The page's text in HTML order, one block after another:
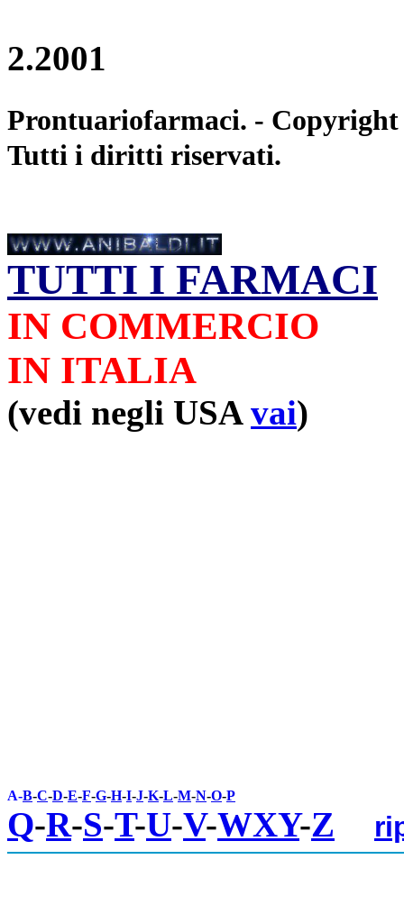
2.2001
Prontuariofarmaci. -
Tutti i diritti riservati.
TUTTI I FARMACI
IN COMMERCIO
IN ITALIA
(vedi negli USA vai)
A-B-C-D-E-F-G-H-I-J-K-L-M-N-O-P
Q-R-S-T-U-V-WXY-Z